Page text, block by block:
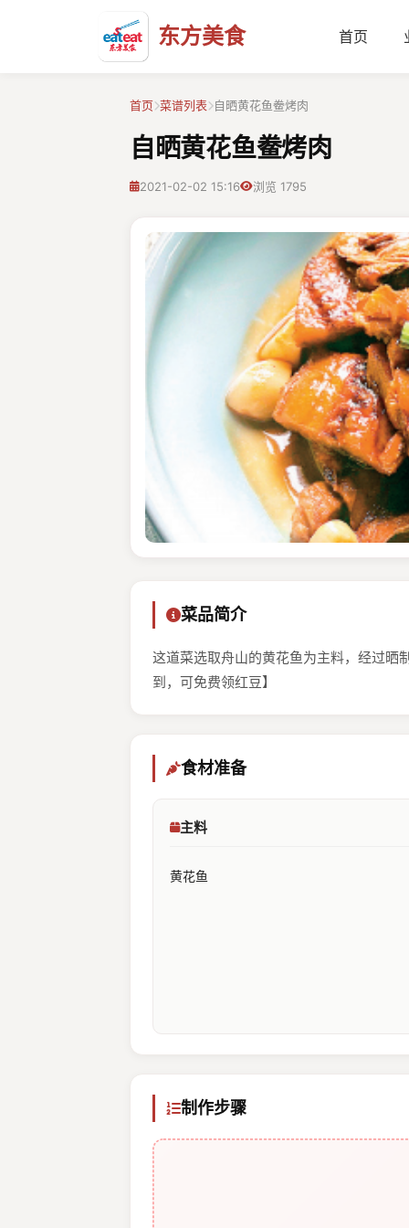
东方美食 首页
首页 菜谱列表 自晒黄花鱼鲞烤肉
自晒黄花鱼鲞烤肉
2021-02-02 15:16 浏览 1795
菜品简介
这道菜选取舟山的黄花鱼为主料，经过晒
到，可免费领红豆】
食材准备
主料
黄花鱼
制作步骤